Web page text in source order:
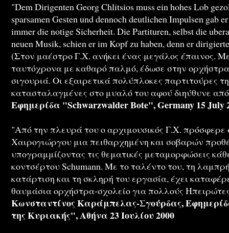
"Dem Dirigenten Georg Chlitsios muss ein hohes Lob
sparsamen Gesten und dennoch deutlichen Impulsen gab
immer die notige Sicherheit. Die Partituren, selbst die
neuen Musik, schien er im Kopf zu haben, denn er
(Στον μαέστρο Γ.Χ. ανήκει ένας μεγάλος έπαινος. Με
ταυτόχρονα με καθαρό παλμό, έδωσε στην
σιγουριά. Οι εξαιρετικά πολύπλοκες παρτιτούρες
κατασταλαγμένες στο μυαλό του αφού διηύθυνε
Εφημερίδα "Schwarzwalder Bote", Germany 15 July
"Από την πλευρά του ο αρχιμουσικός Γ.Χ.
Χαιρογιώργου μια πειθαρχημένη και σοβαρών
υπογραμμίζοντας τις θεματικές μεταμορφώσεις
κοντσέρτου Schumann. Με το ταλέντο του, τη
κατάρτιση και τη σκληρή του εργασία, έχει
θαυμάσια ορχήστρα-σχολείο για πολλούς
Κωνσταντίνος Καράμπελας-Σγούρδας,
της Κυριακής", Αθήνα 23 Ιουλίου 2000